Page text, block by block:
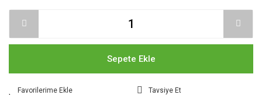
Sepete Ekle
Tavsiye Et